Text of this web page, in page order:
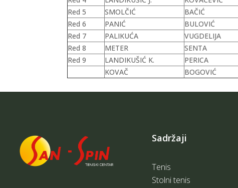
Red 5
SMOLČIĆ BAČIĆ
Red 6
PANIĆ BULOVIĆ
Red 7
PALIKUĆA VUGDELIJA
Red 8
METER SENTA
Red 9
LANDIKUŠIĆ K. PERICA
KOVAČ
BOGOVIĆ
Sadržaji
Tenis
Stolni tenis